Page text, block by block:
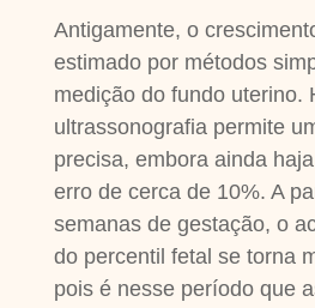
Antigamente, o
estimado por métodos
medição do fundo uterino.
ultrassonografia permite
precisa, embora ainda
erro de cerca de 10%. A
semanas de gestação, o
do percentil fetal se torna
pois é nesse período que